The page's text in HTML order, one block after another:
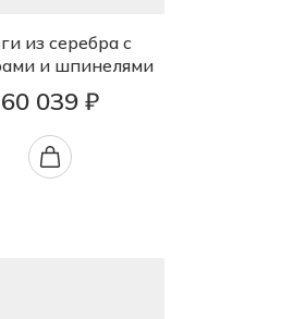
из серебра с
и шпинелями
60 039 ₽